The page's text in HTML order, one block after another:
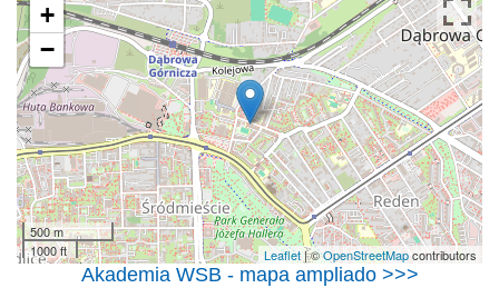
+
−
500 m
1000 ft
Leaflet| ©OpenStreetMapcontributors
Akademia WSB - mapa ampliado >>>